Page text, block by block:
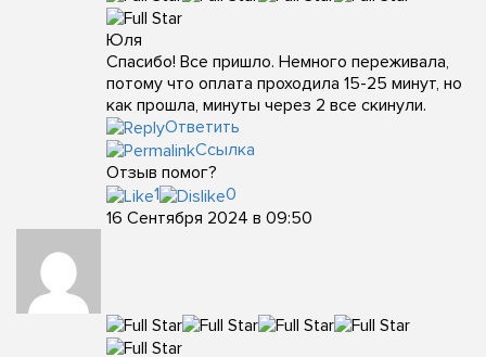
Юля
Спасибо! Все пришло. Немного переживала,
потому что оплата проходила 15-25 минут, но
как прошла, минуты через 2 все скинули.
Ответить
Ссылка
Отзыв помог?
1
0
16 Сентября 2024 в 09:50